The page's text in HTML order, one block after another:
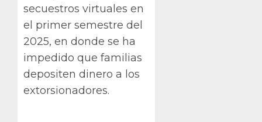
secuestros virtuales en
el primer semestre del
2025, en donde se ha
impedido que familias
depositen dinero a los
extorsionadores.